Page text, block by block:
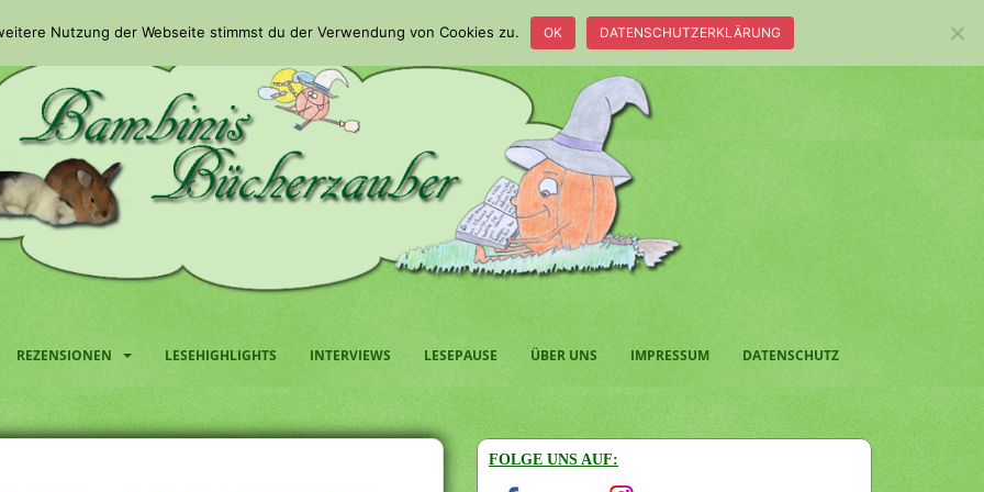
REZENSIONEN LESEHIGHLIGHTS INTERVIEWS LESEPAUSE ÜBER UNS IMPRESSUM DATENSCHUTZ
FOLGE UNS AUF:
Nutzung der Webseite stimmst du der Verwendung von Cookies zu. OK DATENSCHUTZERKLÄRUNG